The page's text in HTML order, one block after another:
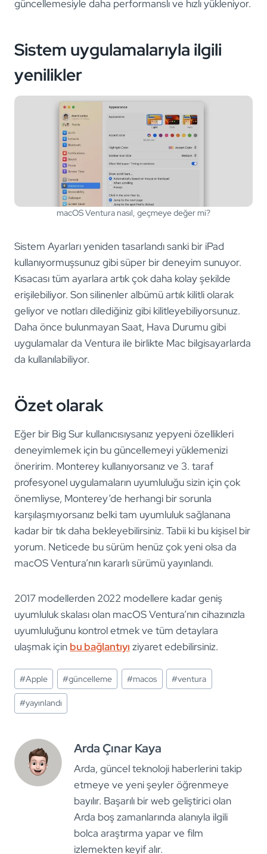
güncellemesiyle daha performanslı ve hızlı yükleniyor.
Sistem uygulamalarıyla ilgili
yenilikler
macOS Ventura nasıl, geçmeye değer mi?
Sistem Ayarları yeniden tasarlandı sanki bir iPad
kullanıyormuşsunuz gibi süper bir deneyim sunuyor.
Kısacası tüm ayarlara artık çok daha kolay şekilde
erişilebiliyor. Son silinenler albümü artık kilitli olarak
geliyor ve notları dilediğiniz gibi kilitleyebiliyorsunuz.
Daha önce bulunmayan Saat, Hava Durumu gibi
uygulamalar da Ventura ile birlikte Mac bilgisayarlarda
da kullanılabiliyor.
Özet olarak
Eğer bir Big Sur kullanıcısıysanız yepyeni özellikleri
deneyimlemek için bu güncellemeyi yüklemenizi
öneririm. Monterey kullanıyorsanız ve 3. taraf
profesyonel uygulamaların uyumluluğu sizin için çok
önemliyse, Monterey’de herhangi bir sorunla
karşılaşmıyorsanız belki tam uyumluluk sağlanana
kadar bir tık daha bekleyebilirsiniz. Tabii ki bu kişisel bir
yorum. Neticede bu sürüm henüz çok yeni olsa da
macOS Ventura’nın kararlı sürümü yayınlandı.
2017 modellerden 2022 modellere kadar geniş
uyumluluk skalası olan macOS Ventura’nın cihazınızla
uyumluluğunu kontrol etmek ve tüm detaylara
ulaşmak için bu bağlantıyı ziyaret edebilirsiniz.
Post
Tags:
#Apple #güncelleme #macos #ventura
#yayınlandı
Arda Çınar Kaya
Arda, güncel teknoloji haberlerini takip
etmeye ve yeni şeyler öğrenmeye
bayılır. Başarılı bir web geliştirici olan
Arda boş zamanlarında alanıyla ilgili
bolca araştırma yapar ve film
izlemekten keyif alır.